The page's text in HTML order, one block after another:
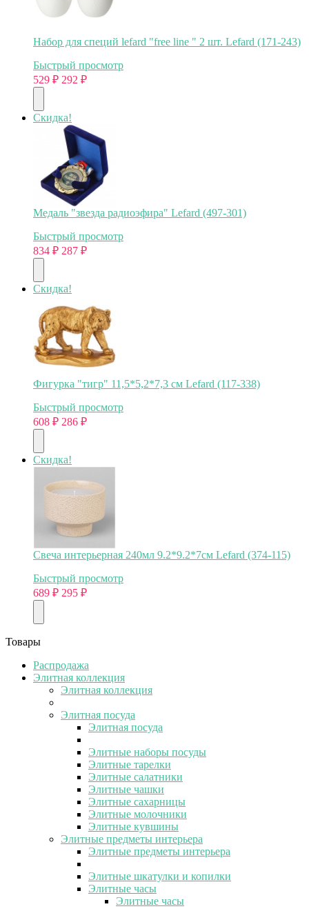
Набор для специй lefard "free line " 2 шт. Lefard (171-243)
Быстрый просмотр
529 ₽ 292 ₽
Скидка!
Медаль "звезда радиоэфира" Lefard (497-301)
Быстрый просмотр
834 ₽ 287 ₽
Скидка!
Фигурка "тигр" 11,5*5,2*7,3 см Lefard (117-338)
Быстрый просмотр
608 ₽ 286 ₽
Скидка!
Свеча интерьерная 240мл 9.2*9.2*7см Lefard (374-115)
Быстрый просмотр
689 ₽ 295 ₽
Товары
Распродажа
Элитная коллекция
Элитная коллекция
Элитная посуда
Элитная посуда
Элитные наборы посуды
Элитные тарелки
Элитные салатники
Элитные чашки
Элитные сахарницы
Элитные молочники
Элитные кувшины
Элитные предметы интерьера
Элитные предметы интерьера
Элитные шкатулки и копилки
Элитные часы
Элитные часы